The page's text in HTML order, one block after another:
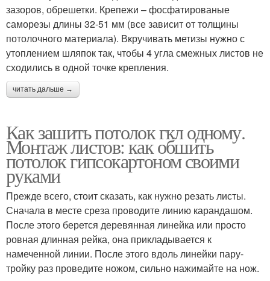
зазоров, обрешетки. Крепежи – фосфатированые
саморезы длины 32-51 мм (все зависит от толщины
потолочного материала). Вкручивать метизы нужно с
утоплением шляпок так, чтобы 4 угла смежных листов не
сходились в одной точке крепления.
читать дальше →
Как зашить потолок гкл одному.
Монтаж листов: как обшить
потолок гипсокартоном своими
руками
Прежде всего, стоит сказать, как нужно резать листы.
Сначала в месте среза проводите линию карандашом.
После этого берется деревянная линейка или просто
ровная длинная рейка, она прикладывается к
намеченной линии. После этого вдоль линейки пару-
тройку раз проведите ножом, сильно нажимайте на нож.